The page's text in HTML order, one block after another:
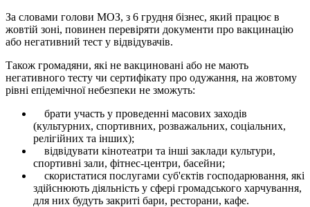
За словами голови МОЗ, з 6 грудня бізнес, який працює в
жовтій зоні, повинен перевіряти документи про вакцинацію
або негативний тест у відвідувачів.
Також громадяни, які не вакциновані або не мають
негативного тесту чи сертифікату про одужання, на жовтому
рівні епідемічної небезпеки не зможуть:
брати участь у проведенні масових заходів
(культурних, спортивних, розважальних, соціальних,
релігійних та інших);
відвідувати кінотеатри та інші заклади культури,
спортивні зали, фітнес-центри, басейни;
скористатися послугами суб'єктів господарювання, які
здійснюють діяльність у сфері громадського харчування,
для них будуть закриті бари, ресторани, кафе.